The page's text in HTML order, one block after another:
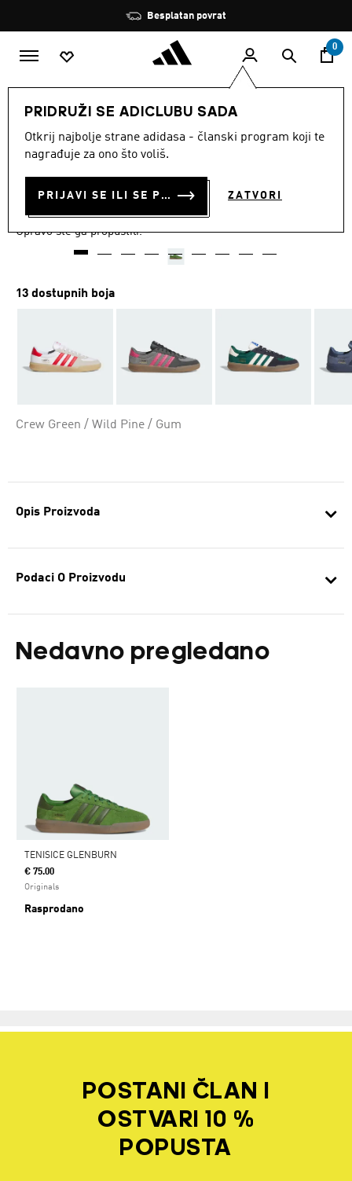
Zaustavi
rotaciju
Besplatan povrat
0
PRIDRUŽI SE ADICLUBU SADA
Otkrij najbolje strane adidasa - članski program koji te
nagrađuje za ono što voliš.
PRIJAVI SE ILI SE PRIDRUŽI SADA ZATVORI
Opis Proizvoda
Podaci O Proizvodu
Nedavno pregledano
TENISICE GLENBURN
€ 75.00
Originals
Rasprodano
MODNE MARKE
Rasprodano
TENISICE GLENBURN
€ 75.00
Upravo ste ga propustili.
13 dostupnih boja
Crew Green / Wild Pine / Gum
POSTANI ČLAN I
OSTVARI 10 %
POPUSTA